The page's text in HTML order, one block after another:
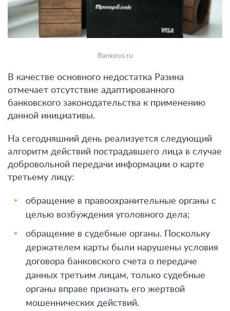
Bankiros.ru
В качестве основного недостатка Разина
отмечает отсутствие адаптированного
банковского законодательства к применению
данной инициативы.
На сегодняшний день реализуется следующий
алгоритм действий пострадавшего лица в случае
добровольной передачи информации о карте
третьему лицу:
обращение в правоохранительные органы с
целью возбуждения уголовного дела;
обращение в судебные органы. Поскольку
держателем карты были нарушены условия
договора банковского счета о передаче
данных третьим лицам, только судебные
органы вправе признать его жертвой
мошеннических действий.